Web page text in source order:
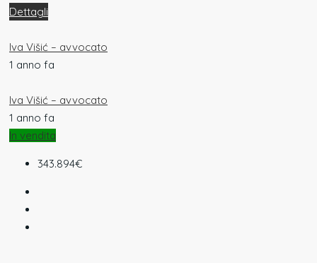
Dettagli
Iva Višić – avvocato
1 anno fa
Iva Višić – avvocato
1 anno fa
In vendita
343.894€